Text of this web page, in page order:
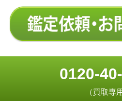
0120-
（買取専